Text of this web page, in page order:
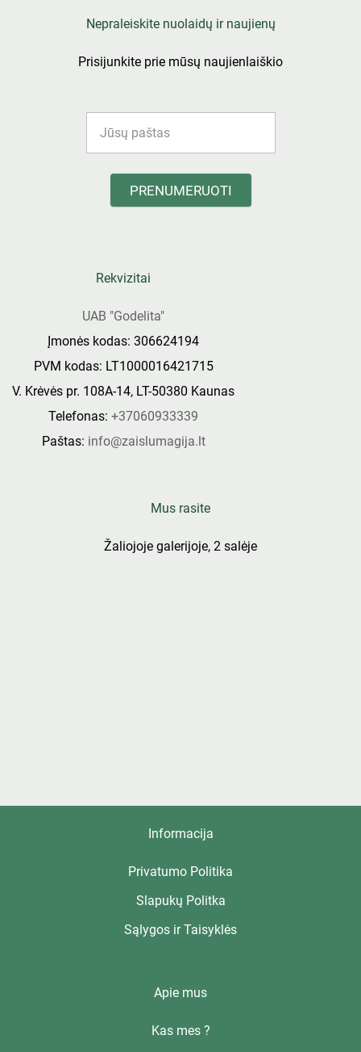
Nepraleiskite nuolaidų ir naujienų
Prisijunkite prie mūsų naujienlaiškio
PRENUMERUOTI
Rekvizitai
UAB "Godelita"
Įmonės kodas: 306624194
PVM kodas: LT1000016421715
V. Krėvės pr. 108A-14, LT-50380 Kaunas
Telefonas: +37060933339
Paštas: info@zaislumagija.lt
Mus rasite
Žaliojoje galerijoje, 2 salėje
Informacija
Privatumo Politika
Slapukų Politka
Sąlygos ir Taisyklės
Apie mus
Kas mes ?